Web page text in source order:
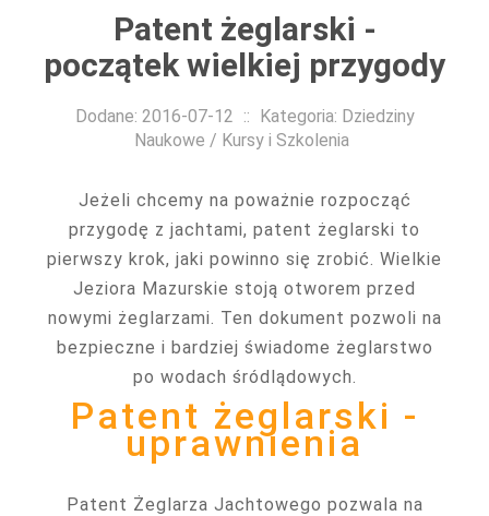
Patent żeglarski -
początek wielkiej przygody
Dodane: 2016-07-12 :: Kategoria: Dziedziny
Naukowe / Kursy i Szkolenia
Jeżeli chcemy na poważnie rozpocząć
przygodę z jachtami, patent żeglarski to
pierwszy krok, jaki powinno się zrobić. Wielkie
Jeziora Mazurskie stoją otworem przed
nowymi żeglarzami. Ten dokument pozwoli na
bezpieczne i bardziej świadome żeglarstwo
po wodach śródlądowych.
Patent żeglarski -
uprawnienia
Patent Żeglarza Jachtowego pozwala na